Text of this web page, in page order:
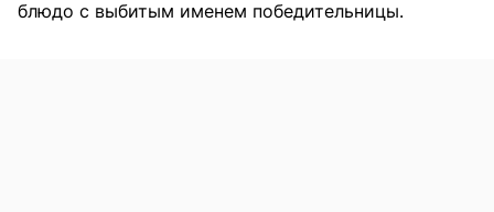
блюдо с выбитым именем победительницы.